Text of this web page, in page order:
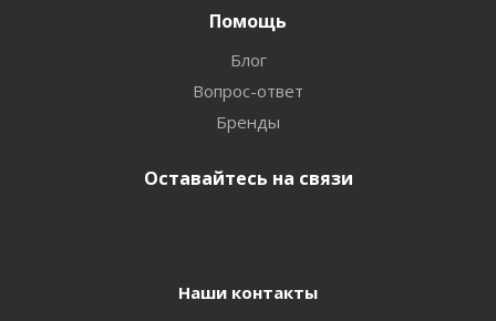
Помощь
Блог
Вопрос-ответ
Бренды
Оставайтесь на связи
Наши контакты